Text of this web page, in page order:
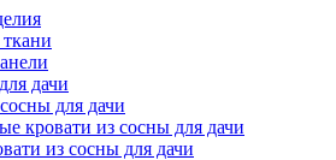
дачи
для дачи
кровати из сосны для дачи
из сосны для дачи